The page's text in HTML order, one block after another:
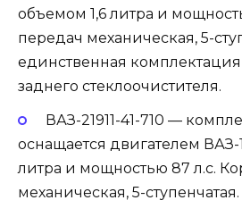
объемом 1,6 литра и
передач механическая, 5-
единственная
заднего стеклоочистителя.
ВАЗ-21911-41-710 —
оснащается двигателем ВАЗ-
литра и мощностью 87 л.с.
механическая, 5-ступенчатая.